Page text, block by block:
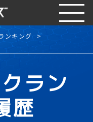
ンキング
ラン
歴